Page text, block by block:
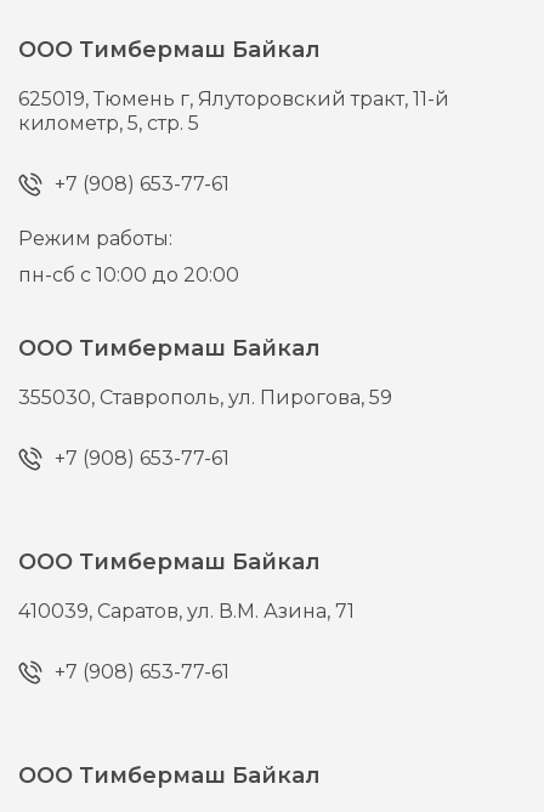
ООО Тимбермаш Байкал
625019,Тюмень г, Ялуторовский тракт, 11-й
километр, 5, стр. 5
+7 (908) 653-77-61
Режим работы:
пн-сб с 10:00 до 20:00
ООО Тимбермаш Байкал
355030, Ставрополь,ул. Пирогова, 59
+7 (908) 653-77-61
ООО Тимбермаш Байкал
410039, Саратов,ул. В.М. Азина, 71
+7 (908) 653-77-61
ООО Тимбермаш Байкал